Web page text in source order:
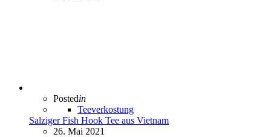
Postedin
Teeverkostung
Salziger Fish Hook Tee aus Vietnam
26. Mai 2021